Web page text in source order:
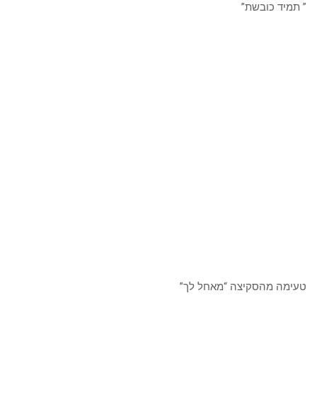
” תמיד כובשת”
טעימה מהסקיצה “מאחל לך”